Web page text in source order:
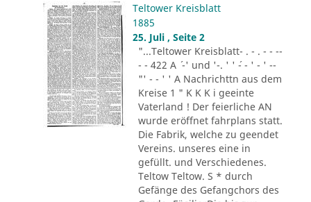
Teltower Kreisblatt
1885
25. Juli , Seite 2
"...Teltower Kreisblatt- . - . - - --
- - 422 A ´ -' und '-. ' ' ´- - ' - ' --
"' - - ' ' A Nachrichttn aus dem
Kreise 1 " K K K i geeinte
Vaterland ! Der feierliche AN
wurde eröffnet fahrplans statt.
Die Fabrik, welche zu geendet
Vereins. unseres eine in
gefüllt. und Verschiedenes.
Teltow Teltow. S * durch
Gefänge des Gefangchors des